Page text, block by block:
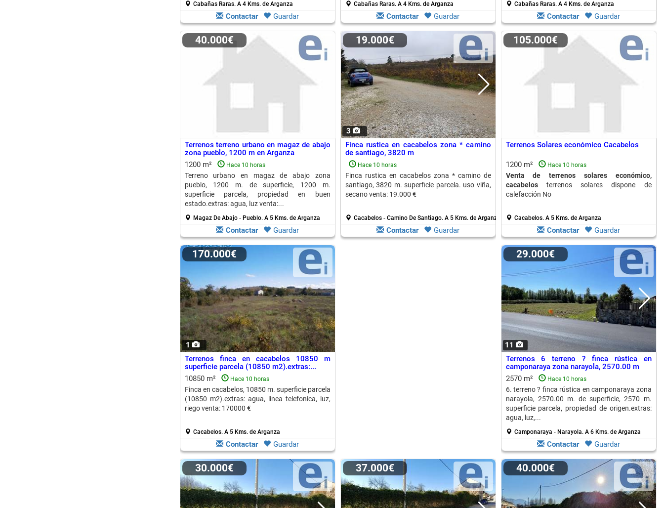
Cabañas Raras. A 4 Kms. de Arganza
Contactar Guardar
Cabañas Raras. A 4 Kms. de Arganza
Contactar Guardar
Cabañas Raras. A 4 Kms. de Arganza
Contactar Guardar
40.000€
Terrenos terreno urbano en magaz de abajo
zona pueblo, 1200 m en Arganza
1200 m²
Hace 10 horas
Terreno urbano en magaz de abajo zona
pueblo, 1200 m. de superficie, 1200 m.
superficie parcela, propiedad en buen
estado.extras: agua, luz venta:...
Magaz De Abajo - Pueblo. A 5 Kms. de Arganza
Contactar Guardar
3
19.000€
Finca rustica en cacabelos zona * camino
de santiago, 3820 m
Hace 10 horas
Finca rustica en cacabelos zona * camino de
santiago, 3820 m. superficie parcela. uso viña,
secano venta: 19.000 €
Cacabelos - Camino De Santiago. A 5 Kms. de Arganza
Contactar Guardar
105.000€
Terrenos Solares económico Cacabelos
1200 m² Hace 10 horas
Venta de terrenos solares económico,
cacabelosterrenos solares dispone de
calefacción No
Cacabelos. A 5 Kms. de Arganza
Contactar Guardar
1
170.000€
Terrenos finca en cacabelos 10850 m
superficie parcela (10850 m2).extras:...
10850 m²
Hace 10 horas
Finca en cacabelos, 10850 m. superficie parcela
(10850 m2).extras: agua, linea telefonica, luz,
riego venta: 170000 €
Cacabelos. A 5 Kms. de Arganza
Contactar Guardar
11
29.000€
Terrenos 6 terreno ? finca rústica en
camponaraya zona narayola, 2570.00 m
2570 m²
Hace 10 horas
6. terreno ? finca rústica en camponaraya zona
narayola, 2570.00 m. de superficie, 2570 m.
superficie parcela, propiedad de origen.extras:
agua, luz,...
Camponaraya - Narayola. A 6 Kms. de Arganza
Contactar Guardar
30.000€ 37.000€ 40.000€